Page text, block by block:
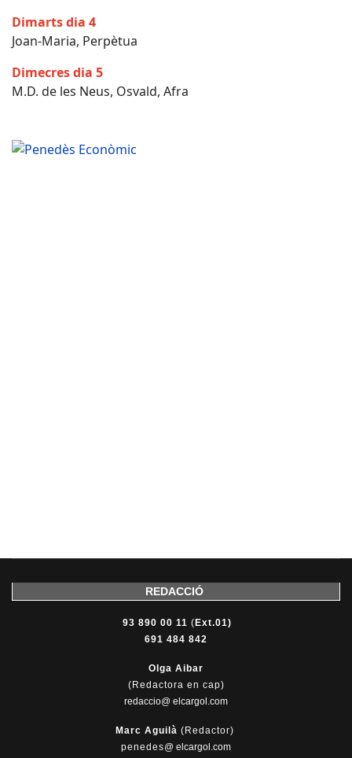
Dimarts dia 4
Joan-Maria, Perpètua
Dimecres dia 5
M.D. de les Neus, Osvald, Afra
REDACCIÓ
93 890 00 11 ( Ext.01)
691 484 842
Olga Aibar
(Redactora en cap)
redaccio@ elcargol.com
Marc Aguilà (Redactor)
penedes@ elcargol.com